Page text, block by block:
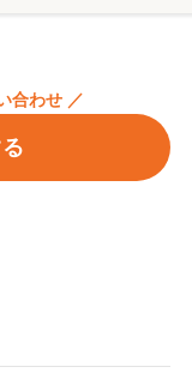
合わせ ／